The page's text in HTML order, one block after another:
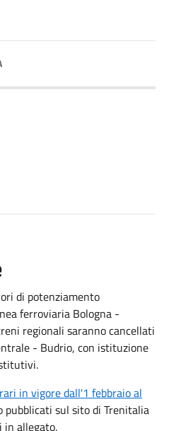
di potenziamento
ferroviaria Bologna -
regionali saranno cancellati
- Budrio, con istituzione
in vigore dall'1 febbraio al
pubblicati sul sito di Trenitalia
in allegato.